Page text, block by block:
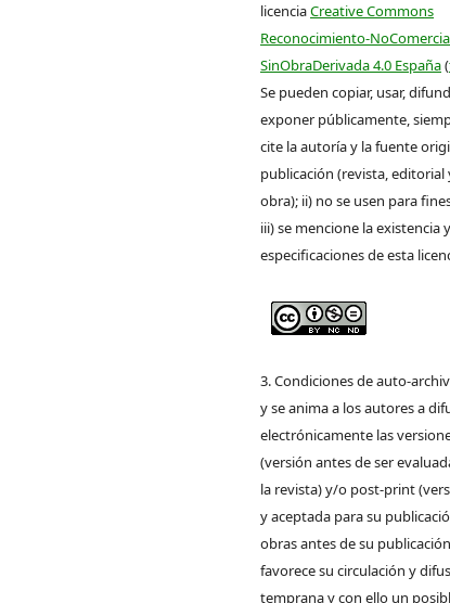
licenciaCreative Commons
Reconocimiento-
SinObraDerivada 4.0 España(
Se pueden copiar, usar,
exponer públicamente,
cite la autoría y la fuente
publicación (revista, editorial
obra); ii) no se usen para
iii) se mencione la existencia y
especificaciones de esta
3. Condiciones de auto-
y se anima a los autores a
electrónicamente las
(versión antes de ser
la revista) y/o post-print
y aceptada para su
obras antes de su
favorece su circulación y
temprana y con ello un